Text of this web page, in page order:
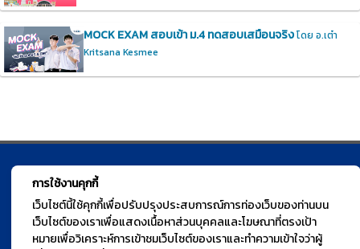
MOCK EXAM สอบเข้า ม.4 ทดสอบเสมือนจริงโดย อ.เต๋า
Kritsana Kesmee
การใช้งานคุกกี้
เว็บไซต์นี้ใช้คุกกี้เพื่อปรับปรุงประสบการณ์การท่องเว็บของท่านบน
เว็บไซต์ของเราเพื่อแสดงเนื้อหาส่วนบุคคลและโฆษณาที่ตรงเป้า
หมายเพื่อวิเคราะห์การเข้าชมเว็บไซต์ของเราและทำความเข้าใจว่าผู้
© TGURU.online 2026 All right reserved. v1.0 Powered by Course
Square